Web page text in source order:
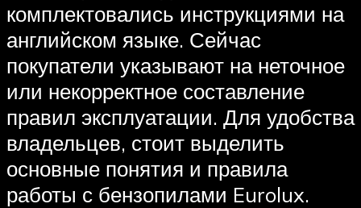
комплектовались инструкциями на
английском языке. Сейчас
покупатели указывают на неточное
или некорректное составление
правил эксплуатации. Для удобства
владельцев, стоит выделить
основные понятия и правила
работы с бензопилами Eurolux.